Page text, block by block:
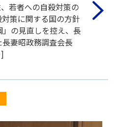
若者への自殺対策の
策に関する国の方針
の見直しを控え、長
妻昭政務調査会長